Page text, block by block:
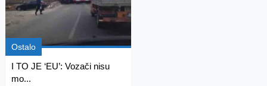
Ostalo
I TO JE ‘EU’: Vozači nisu
mo...